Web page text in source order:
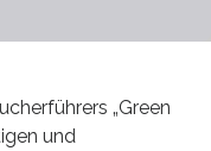
„Green
und